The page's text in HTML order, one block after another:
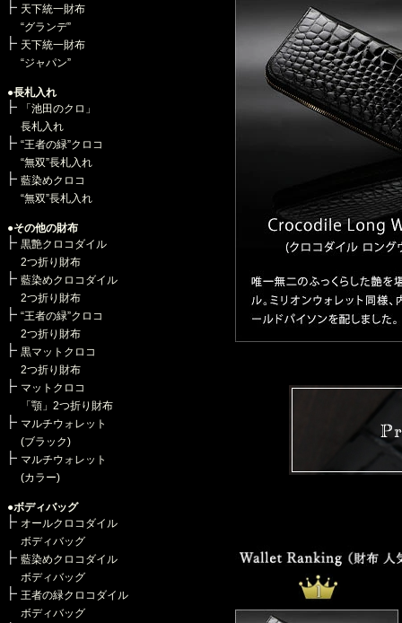
天下統一財布
“グランデ”
天下統一財布
“ジャパン”
●長札入れ
「池田のクロ」
長札入れ
“王者の緑”クロコ
“無双”長札入れ
藍染めクロコ
“無双”長札入れ
●その他の財布
黒艶クロコダイル
2つ折り財布
藍染めクロコダイル
2つ折り財布
“王者の緑”クロコ
2つ折り財布
黒マットクロコ
2つ折り財布
マットクロコ
「顎」2つ折り財布
マルチウォレット
(ブラック)
マルチウォレット
(カラー)
●ボディバッグ
オールクロコダイル
ボディバッグ
藍染めクロコダイル
ボディバッグ
王者の緑クロコダイル
ボディバッグ
・《 最新作 》世界的にも珍しい
・《 最新作 》海の青のグラデー
・《 最新作 》夢を掴む「虹」の
・《 最新作 》クロコ丸3頭仕立
・《 最新作 》クロコ×パイソン
・《 究極の青好きへ 》オール「
・《 究極の青好きへ 》オール「
・《 最新作 》オール「ライジン
・《最新作》魅惑のグラデーシ
・《 最新作 》更なる高みへ昇る
・《 最新作 》前人未踏の美しさ
・《 最新作 》クロコダイルに癒
・《 特別企画 》オールクロコバ
・《 最新作 》“三千墨染め”クロ
・《 特別企画 》“縁起最強の金具
・《 アルチザン最新作 》“まだ見
・《 最新作 》藍染めクロコ×パ
・《 新色登場 》最高級ショルダ
・《 バッグ最新作 》クロコ×パイ
・《 最新作 》“王者の緑”クロコ×
・【雑誌掲載】「Lightning 2023
・《 新シリーズ発表 》「三千墨
・《 “オールクロコ”最新作 》ク
・《 最新作 》オールクロコ仕立